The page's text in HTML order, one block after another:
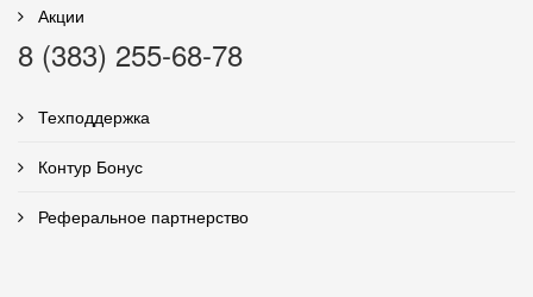
Акции
8 (383) 255-68-78
Техподдержка
Контур Бонус
Реферальное партнерство